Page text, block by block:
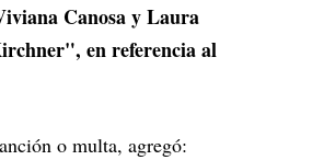
Canosa y Laura
en referencia al
o multa, agregó: